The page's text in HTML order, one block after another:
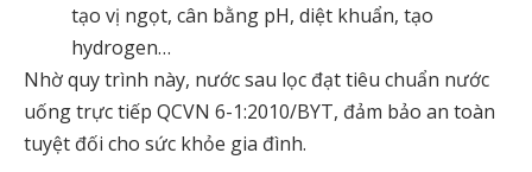
tạo vị ngọt, cân bằng pH, diệt khuẩn, tạo
hydrogen…
Nhờ quy trình này, nước sau lọc đạt tiêu chuẩn nước
uống trực tiếp QCVN 6-1:2010/BYT, đảm bảo an toàn
tuyệt đối cho sức khỏe gia đình.